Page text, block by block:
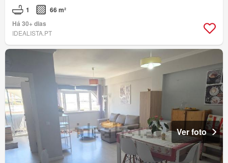
1
66 m²
Há 30+ dias
IDEALISTA.PT
Ver foto